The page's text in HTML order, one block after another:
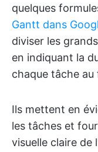
quelques
Gantt dans
diviser les
en indiquant la
chaque tâche au
Ils mettent en
les tâches et
visuelle claire de